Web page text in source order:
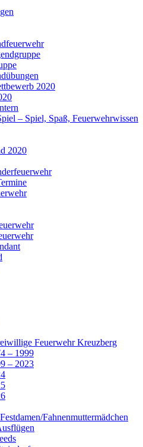
2020
– Spiel, Spaß, Feuerwehrwissen
2020
Feuerwehr Kreuzberg
– 1999
– 2023
Fahnenmuttermädchen